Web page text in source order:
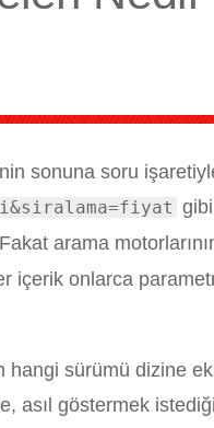
sonuna soru
arama
içerik onlarca
hangi sürümü dizine
asıl göstermek